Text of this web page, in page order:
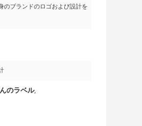
のブランドのロゴおよび設計を
のラベル,